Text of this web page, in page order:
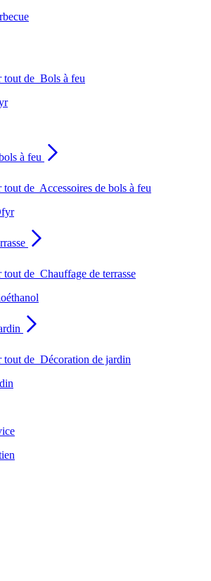
tout de Bols à feu
à feu
tout de Accessoires de bols à feu
tout de Chauffage de terrasse
tout de Décoration de jardin